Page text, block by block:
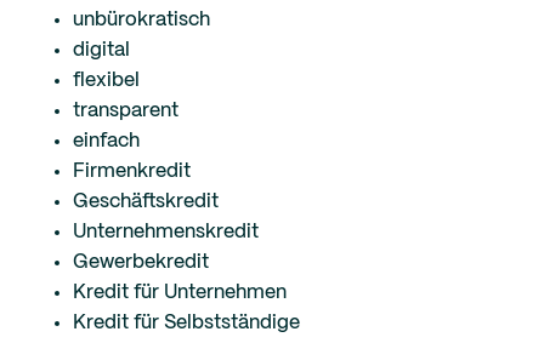
unbürokratisch
digital
flexibel
transparent
einfach
Firmenkredit
Geschäftskredit
Unternehmenskredit
Gewerbekredit
Kredit für Unternehmen
Kredit für Selbstständige